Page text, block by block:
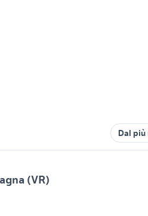
Dal
(VR)